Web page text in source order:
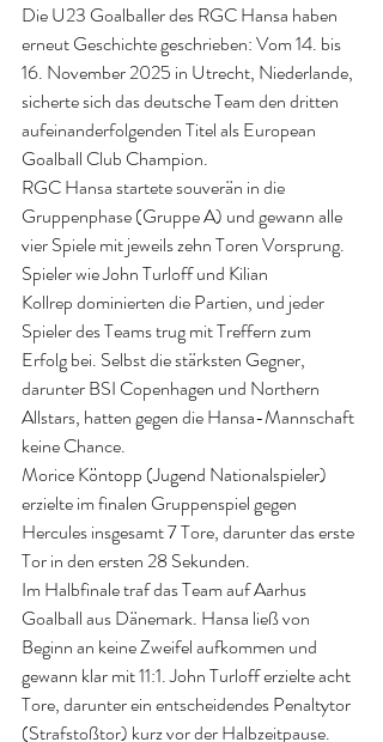
Die U23 Goalballer des RGC Hansa haben
erneut Geschichte geschrieben: Vom 14. bis
16. November 2025 in Utrecht, Niederlande,
sicherte sich das deutsche Team den dritten
aufeinanderfolgenden Titel als European
Goalball Club Champion.
RGC Hansa startete souverän in die
Gruppenphase (Gruppe A) und gewann alle
vier Spiele mit jeweils zehn Toren Vorsprung.
Spieler wie John Turloff und Kilian
Kollrep dominierten die Partien, und jeder
Spieler des Teams trug mit Treffern zum
Erfolg bei. Selbst die stärksten Gegner,
darunter BSI Copenhagen und Northern
Allstars, hatten gegen die Hansa-Mannschaft
keine Chance.
Morice Köntopp (Jugend Nationalspieler)
erzielte im finalen Gruppenspiel gegen
Hercules insgesamt 7 Tore, darunter das erste
Tor in den ersten 28 Sekunden.
Im Halbfinale traf das Team auf Aarhus
Goalball aus Dänemark. Hansa ließ von
Beginn an keine Zweifel aufkommen und
gewann klar mit 11:1. John Turloff erzielte acht
Tore, darunter ein entscheidendes Penaltytor
(Strafstoßtor) kurz vor der Halbzeitpause.